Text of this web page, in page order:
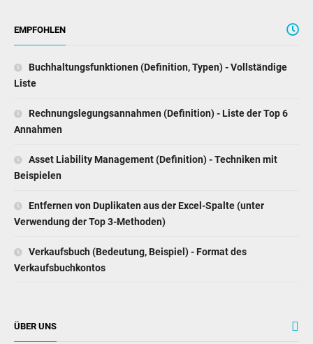
EMPFOHLEN
Buchhaltungsfunktionen (Definition, Typen) - Vollständige
Liste
Rechnungslegungsannahmen (Definition) - Liste der Top 6
Annahmen
Asset Liability Management (Definition) - Techniken mit
Beispielen
Entfernen von Duplikaten aus der Excel-Spalte (unter
Verwendung der Top 3-Methoden)
Verkaufsbuch (Bedeutung, Beispiel) - Format des
Verkaufsbuchkontos
ÜBER UNS